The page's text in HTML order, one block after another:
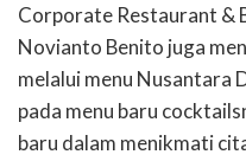
Corporate Restaurant &
Novianto Benito juga
melalui menu Nusantara
pada menu baru
baru dalam menikmati